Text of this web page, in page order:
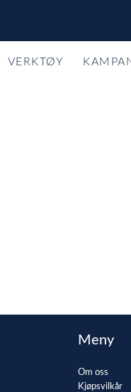
VERKTØY
Meny
Om oss
Kjøpsvilkår